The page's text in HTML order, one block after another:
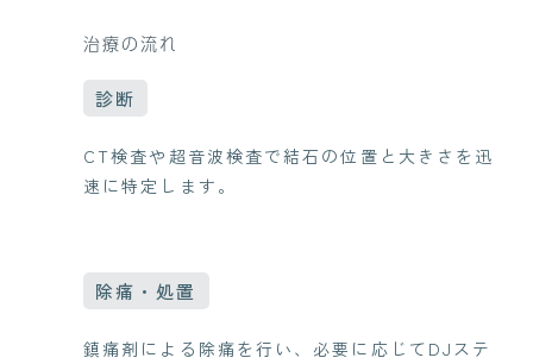
治療の流れ
診断
CT検査や超音波検査で結石の位置と大きさを迅
速に特定します。
除痛・処置
鎮痛剤による除痛を行い、必要に応じてDJステ